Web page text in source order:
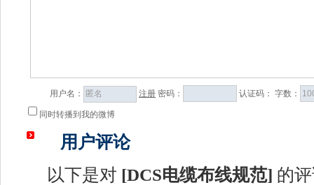
用户名： 注册 密码： 认证码： 字数：
同时转播到我的微博
用户评论
以下是对 [DCS电缆布线规范] 的